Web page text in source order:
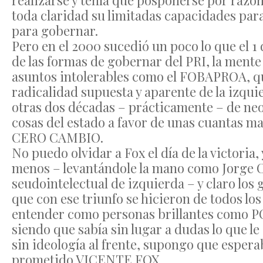
toda claridad su limitadas capacidades
para gobernar.
Pero en el 2000 sucedió un poco lo que el
de las formas de gobernar del PRI, la
asuntos intolerables como el FOBAPROA,
radicalidad supuesta y aparente de la
otras dos décadas – prácticamente – de
cosas del estado a favor de unas cuantas
CERO CAMBIO.
No puedo olvidar a Fox el día de la
menos – levantándole la mano como Jorge
seudointelectual de izquierda – y claro los
que con ese triunfo se hicieron de todos
entender como personas brillantes como
siendo que sabía sin lugar a dudas lo que
sin ideología al frente, supongo que
prometido VICENTE FOX.